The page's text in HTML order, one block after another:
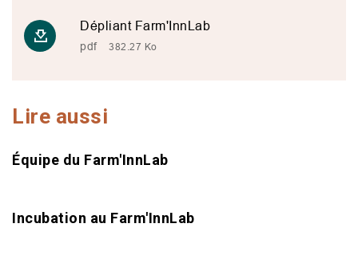
Dépliant Farm'InnLab
pdf 382.27 Ko
Lire aussi
Équipe du Farm'InnLab
Incubation au Farm'InnLab